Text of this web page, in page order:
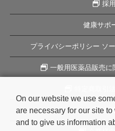
採
健康サポ
プライバシーポリシー ソ
一般用医薬品販売に
企
On our website we use
are necessary for our site
and to give us information